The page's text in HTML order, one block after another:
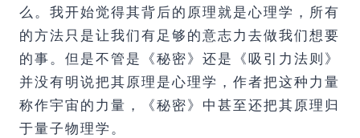
么。我开始觉得其背后的原理就是心理学，所有
的方法只是让我们有足够的意志力去做我们想要
的事。但是不管是《秘密》还是《吸引力法则》
并没有明说把其原理是心理学，作者把这种力量
称作宇宙的力量，《秘密》中甚至还把其原理归
于量子物理学。